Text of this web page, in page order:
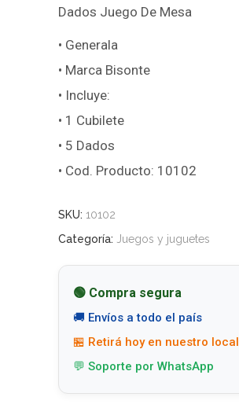
Dados Juego De Mesa
• Generala
• Marca Bisonte
• Incluye:
• 1 Cubilete
• 5 Dados
• Cod. Producto: 10102
SKU: 10102
Categoría: Juegos y juguetes
🟢 Compra segura
🚚 Envíos a todo el país
🏪 Retirá hoy en nuestro local
💬 Soporte por WhatsApp